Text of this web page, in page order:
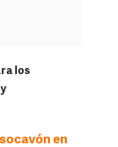
los
en